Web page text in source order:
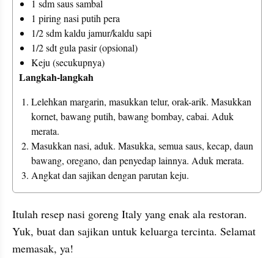
1 sdm saus sambal
1 piring nasi putih pera
1/2 sdm kaldu jamur/kaldu sapi
1/2 sdt gula pasir (opsional)
Keju (secukupnya)
Langkah-langkah
Lelehkan margarin, masukkan telur, orak-arik. Masukkan
kornet, bawang putih, bawang bombay, cabai. Aduk
merata.
Masukkan nasi, aduk. Masukka, semua saus, kecap, daun
bawang, oregano, dan penyedap lainnya. Aduk merata.
Itulah resep nasi goreng Italy yang enak ala restoran.
Yuk, buat dan sajikan untuk keluarga tercinta. Selamat
memasak, ya!